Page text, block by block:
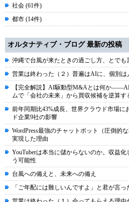
社会 (61件)
都市 (14件)
オルタナティブ・ブログ 最新の投稿
沖縄で台風が来たときの過ごし方、とでも
営業は終わった（２）普遍はAIに、個別は
【完全解説】AI駆動型M&Aとは何か――AI
ムで「会社の未来」から買収候補を逆算す
前年同期比43%成長、世界クラウド市場に
ド企業9社の影響
WordPress最強のチャットボット（圧倒的
実現した理由
YouTuberは本当に儲からないのか。収益
う可能性
台風への備えと、未来への備え
「ご年配には難しいんですよ」と君が言